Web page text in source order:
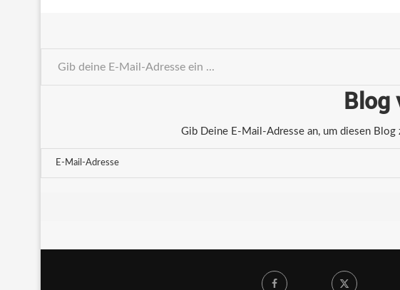
Blog
Gib Deine E-Mail-Adresse an, um diesen